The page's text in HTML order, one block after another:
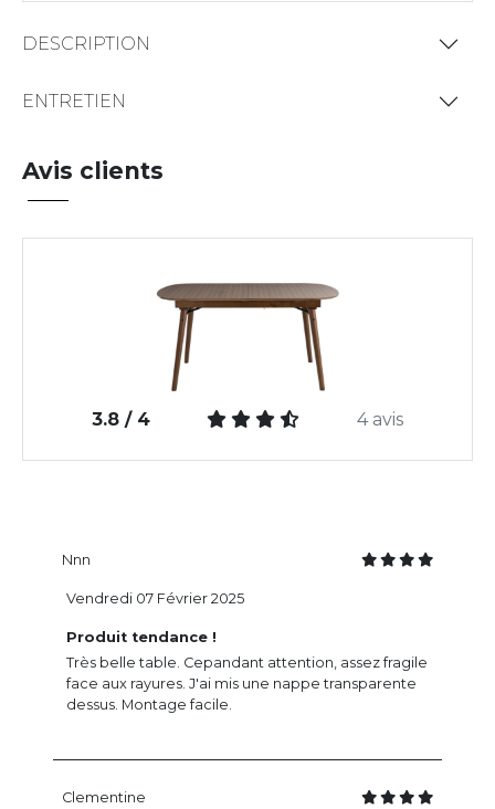
DESCRIPTION
ENTRETIEN
Avis clients
3.8 / 4 4 avis
Nnn
Produit tendance !
Très belle table. Cepandant attention, assez fragile
face aux rayures. J'ai mis une nappe transparente
dessus. Montage facile.
Vendredi 07 Février 2025
Clementine